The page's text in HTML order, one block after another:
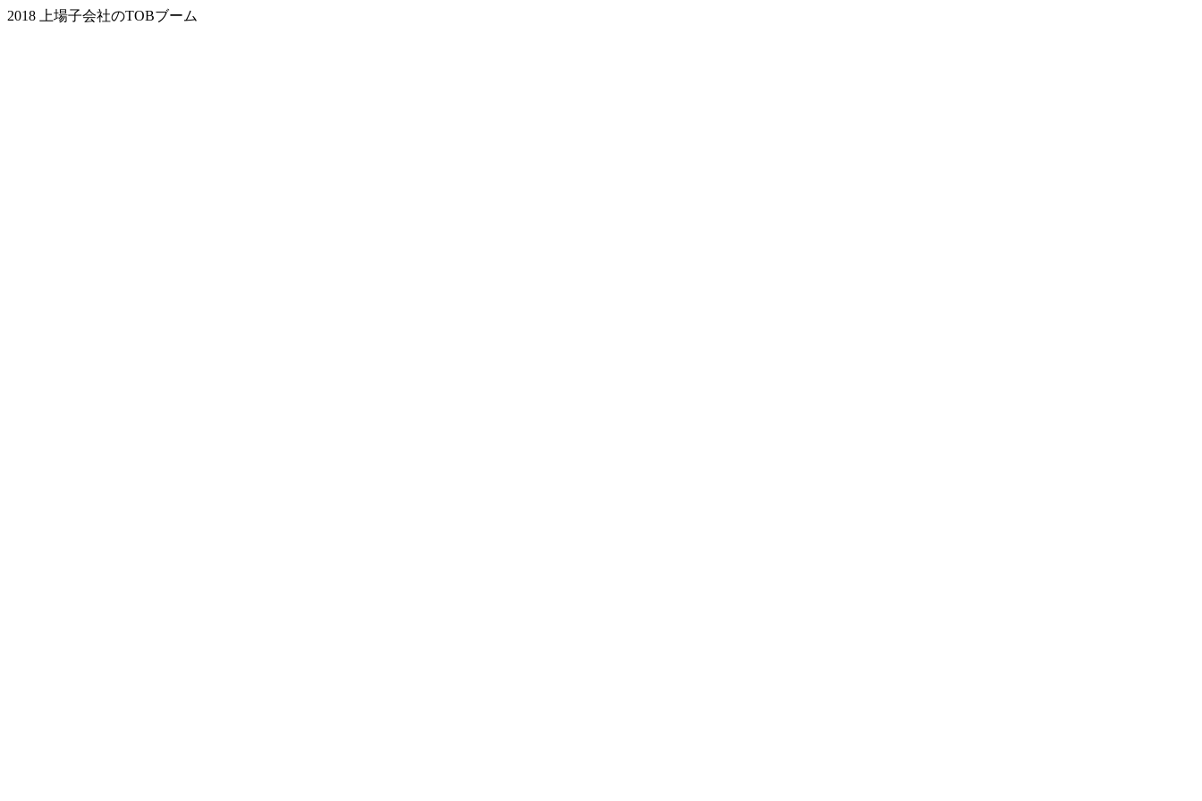
2018 上場子会社のTOBブーム